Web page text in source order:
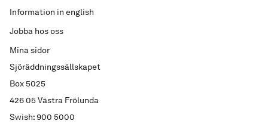
Sjöräddningssällskapet
Box 5025
426 05 Västra Frölunda
Swish: 900 5000
Information in english
Jobba hos oss
Mina sidor